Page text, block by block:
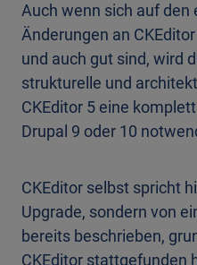
Auch wenn sich auf den
Änderungen an
und auch gut sind, wird
strukturelle und
CKEditor 5 eine
Drupal 9 oder 10
CKEditor selbst spricht
Upgrade, sondern von
bereits beschrieben,
CKEditor stattgefunden